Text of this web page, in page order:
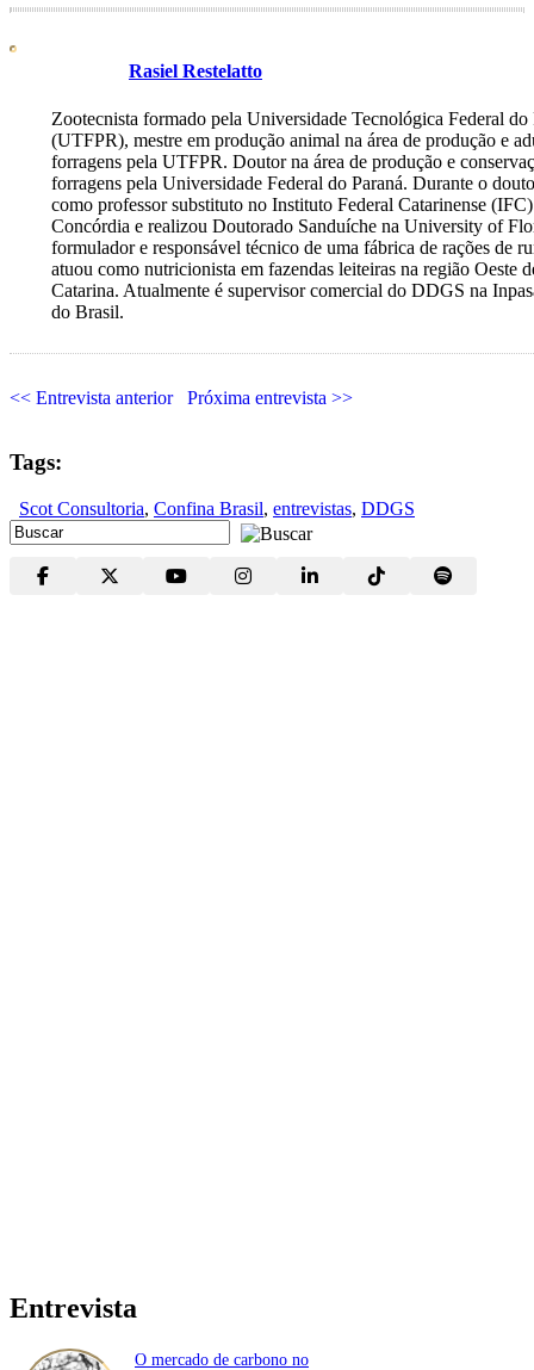
Rasiel Restelatto
Zootecnista formado pela Universidade Tecnológica Federal do
(UTFPR), mestre em produção animal na área de produção e
forragens pela UTFPR. Doutor na área de produção e
forragens pela Universidade Federal do Paraná. Durante o
como professor substituto no Instituto Federal Catarinense
Concórdia e realizou Doutorado Sanduíche na University of
formulador e responsável técnico de uma fábrica de rações de
atuou como nutricionista em fazendas leiteiras na região Oeste
Catarina. Atualmente é supervisor comercial do DDGS na
do Brasil.
<< Entrevista anterior Próxima entrevista >>
Tags:
Scot Consultoria, Confina Brasil, entrevistas, DDGS
Entrevista
O mercado de carbono no